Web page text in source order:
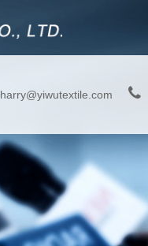
harry@yiwutextile.com